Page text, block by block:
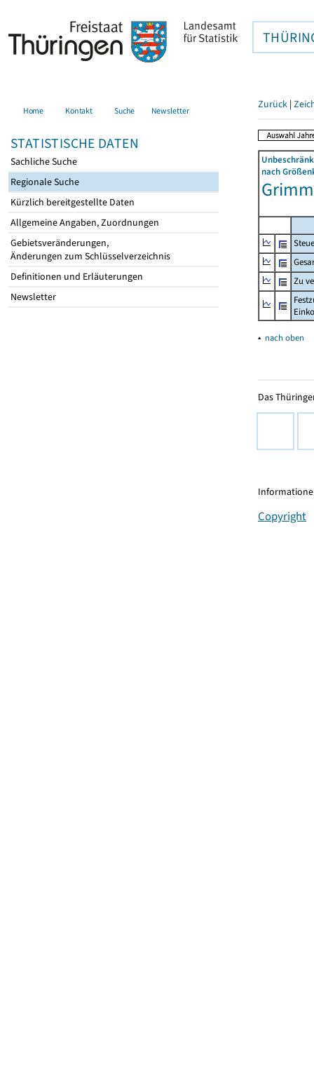
Home Kontakt Suche Newsletter
STATISTISCHE DATEN
Sachliche Suche
Regionale Suche
Kürzlich bereitgestellte Daten
Allgemeine Angaben, Zuordnungen
Gebietsveränderungen,
Änderungen zum Schlüsselverzeichnis
Definitionen und Erläuterungen
Newsletter
Zurück |
nach
Zu
▴ nach oben
Das
Copyright